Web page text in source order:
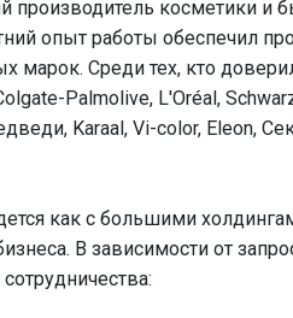
производитель косметики
опыт работы обеспечил
марок. Среди тех, кто
Palmolive, L'Oréal,
Karaal, Vi-color, Eleon,
как с большими
В зависимости от